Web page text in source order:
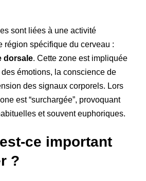
sont liées à une activité
région spécifique du cerveau :
dorsale. Cette zone est impliquée
émotions, la conscience de
des signaux corporels. Lors
est “surchargée”, provoquant
et souvent euphoriques.
ce important
?